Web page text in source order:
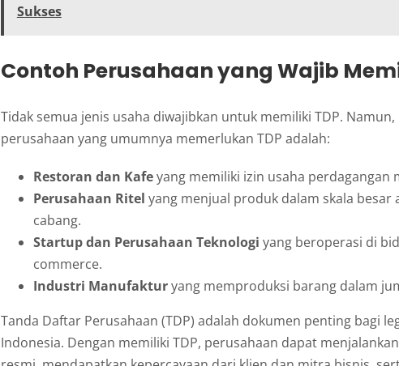
Sukses
Contoh Perusahaan yang Wajib
Tidak semua jenis usaha diwajibkan untuk memiliki TDP.
perusahaan yang umumnya memerlukan TDP adalah:
Restoran dan Kafeyang memiliki izin usaha perdagangan
Perusahaan Ritel yang menjual produk dalam skala besar
cabang.
Startup dan Perusahaan Teknologi yang beroperasi di
commerce.
Industri Manufakturyang memproduksi barang dalam
Tanda Daftar Perusahaan (TDP) adalah dokumen penting bagi
Indonesia. Dengan memiliki TDP, perusahaan dapat